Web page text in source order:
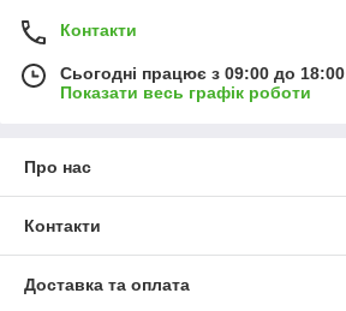
Контакти
Сьогодні працює з 09:00 до 18:00
Показати весь графік роботи
Про нас
Контакти
Доставка та оплата